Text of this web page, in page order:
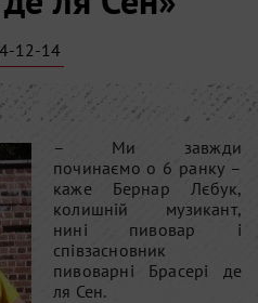
12-14
– Ми завжди
починаємо о 6 ранку –
каже Бернар Лєбук,
колишній музикант,
нині пивовар і
співзасновник
пивоварні Брасері де
ля Сен.